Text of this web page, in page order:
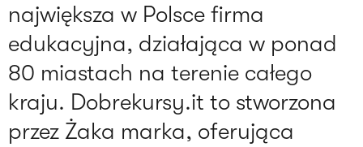
największa w Polsce firma
edukacyjna, działająca w ponad
80 miastach na terenie całego
kraju. Dobrekursy.it to stworzona
przez Żaka marka, oferująca